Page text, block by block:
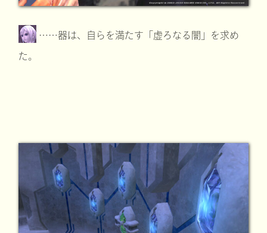
……器は、自らを満たす「虚ろなる闇」を求め
た。